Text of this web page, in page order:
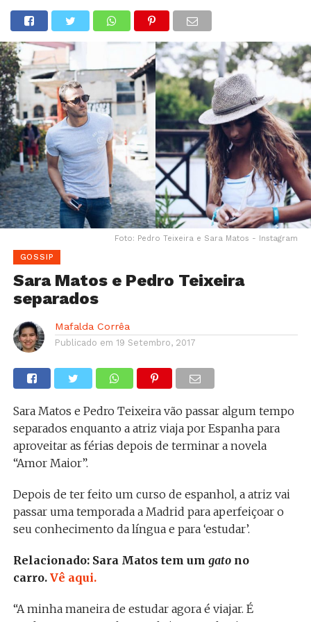
Foto: Pedro Teixeira e Sara Matos - Instagram
GOSSIP
Sara Matos e Pedro Teixeira
separados
Mafalda Corrêa
Publicado em 19 Setembro, 2017
Sara Matos e Pedro Teixeira vão passar algum tempo
separados enquanto a atriz viaja por Espanha para
aproveitar as férias depois de terminar a novela
“Amor Maior”.
Depois de ter feito um curso de espanhol, a atriz vai
passar uma temporada a Madrid para aperfeiçoar o
seu conhecimento da língua e para ‘estudar’.
Relacionado: Sara Matos tem um gatono
carro. Vê aqui.
“A minha maneira de estudar agora é viajar. É